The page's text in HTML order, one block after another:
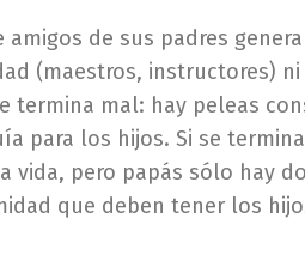
amigos de sus padres
(maestros, instructores)
termina mal: hay peleas
para los hijos. Si se
vida, pero papás sólo hay
que deben tener los